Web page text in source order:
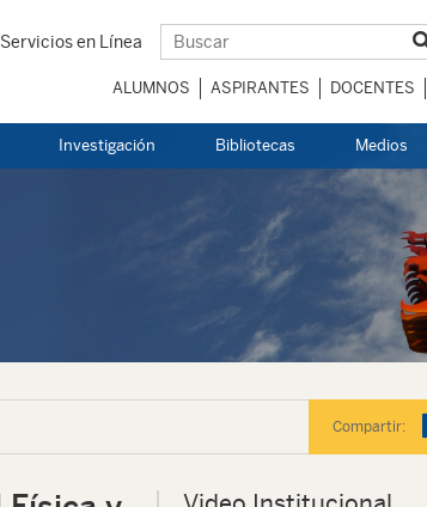
Servicios en Línea
ALUMNOS ASPIRANTES DOCENTES
Investigación Bibliotecas Medios
Compartir: